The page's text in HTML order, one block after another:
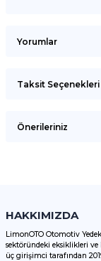
Yorumlar
Taksit Seçenekleri
Önerileriniz
Görüş ve
Ürün resmi
HAKKIMIZDA
LimonOTO Otomotiv
sektöründeki eksiklikleri
üç girişimci tarafından